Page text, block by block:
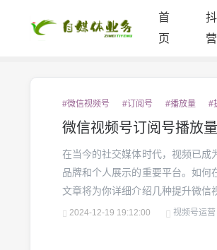
首
页
营
#微信视频号 #订阅号 #播放量 #
微信视频号订阅号播放
在当今的社交媒体时代，视频已成
品牌和个人展示的重要平台。如
文章将为你详细介绍几种提升微信
和粉丝的关注。1.高质量内容是
2024-12-19 19:12:00 视频号运营